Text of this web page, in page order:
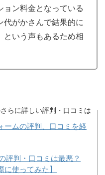
ン料金となっている
代がかさんで結果的に
いう声もあるため相
らに詳しい評判・口コミは
ームの評判、口コミを経
評判・口コミは最悪？
使ってみた】